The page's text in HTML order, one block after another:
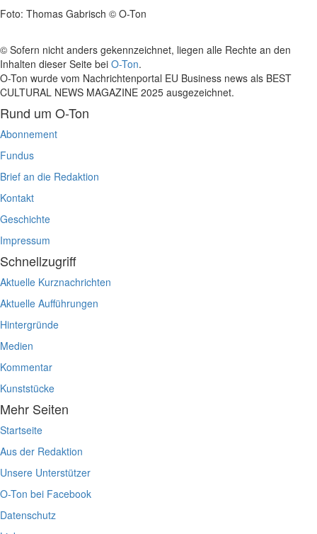
Foto: Thomas Gabrisch © O-Ton
© Sofern nicht anders gekennzeichnet, liegen alle Rechte an den
Inhalten dieser Seite bei O-Ton.
O-Ton wurde vom Nachrichtenportal EU Business news als BEST
CULTURAL NEWS MAGAZINE 2025 ausgezeichnet.
Rund um O-Ton
Abonnement
Fundus
Brief an die Redaktion
Kontakt
Geschichte
Impressum
Schnellzugriff
Aktuelle Kurznachrichten
Aktuelle Aufführungen
Hintergründe
Medien
Kommentar
Kunststücke
Mehr Seiten
Startseite
Aus der Redaktion
Unsere Unterstützer
O-Ton bei Facebook
Datenschutz